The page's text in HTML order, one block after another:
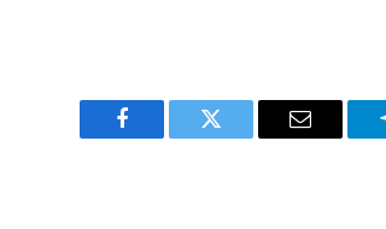
Facebook Twitter Email